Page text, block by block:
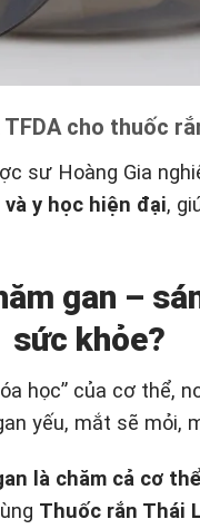
cho thuốc
sư Hoàng Gia
y học hiện đại,
gan –
sức khỏe?
học” của cơ thể,
yếu, mắt sẽ mỏi,
là chăm cả cơ thể
Thuốc rắn Thái